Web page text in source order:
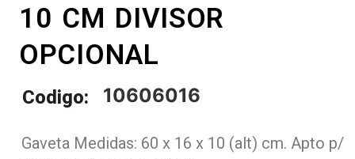
10 CM DIVISOR
OPCIONAL
Codigo: 10606016
Gaveta Medidas: 60 x 16 x 10 (alt) cm. Apto p/